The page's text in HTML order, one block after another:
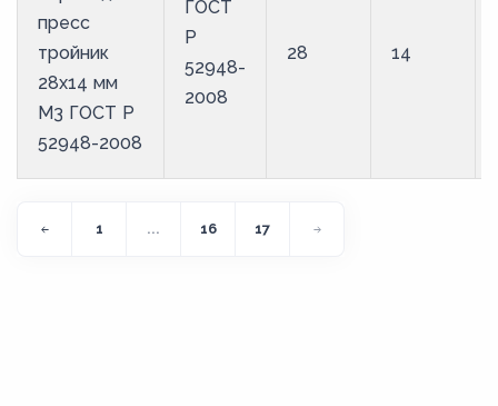
пресс
тройник
28х14 мм
М3 ГОСТ Р
52948-2008
ГОСТ
Р
52948-
2008
28 14
1 ... 16 17